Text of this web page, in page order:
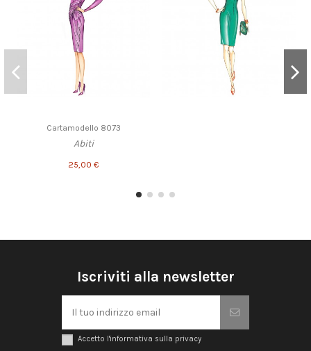
Cartamodello 8073
Abiti
25,00 €
Iscriviti alla newsletter
Accetto l'informativa sulla privacy